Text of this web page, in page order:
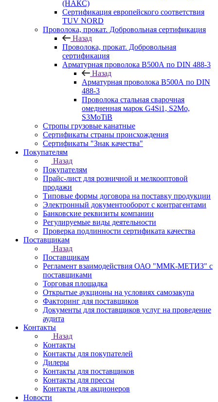
(НАКС)
Сертификация европейского соответствия
TUV NORD
Проволока, прокат. Добровольная сертификация
Назад
Проволока, прокат. Добровольная
сертификация
Арматурная проволока В500А по DIN 488-3
Назад
Арматурная проволока В500А по DIN
488-3
Проволока стальная сварочная
омедненная марок G4Si1, S2Mo,
S3MoTiB
Стропы грузовые канатные
Сертификаты страны происхождения
Сертификаты "Знак качества"
Покупателям
Назад
Покупателям
Прайс-лист для розничной и мелкооптовой
продажи
Типовые формы договора на поставку продукции
Электронный документооборот с контрагентами
Банковские реквизиты компании
Регулируемые виды деятельности
Проверка подлинности сертификата качества
Поставщикам
Назад
Поставщикам
Регламент взаимодействия ОАО "ММК-МЕТИЗ" с
поставщиками
Торговая площадка
Открытые аукционы на условиях самозакупа
Факторинг для поставщиков
Документы для поставщиков услуг на проведение
аудита
Контакты
Назад
Контакты
Контакты для покупателей
Дилеры
Контакты для поставщиков
Контакты для прессы
Контакты для акционеров
Новости